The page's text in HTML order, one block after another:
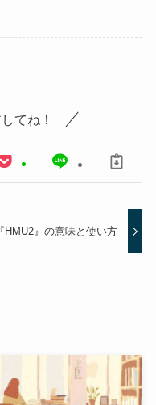
てね！
『HMU2』の意味と使い方